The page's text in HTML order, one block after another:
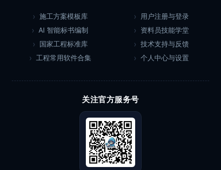
施工方案模板库
AI 智能标书编制
国家工程标准库
工程常用软件合集
用户注册与登录
资料员技能学堂
技术支持与反馈
个人中心与设置
关注官方服务号